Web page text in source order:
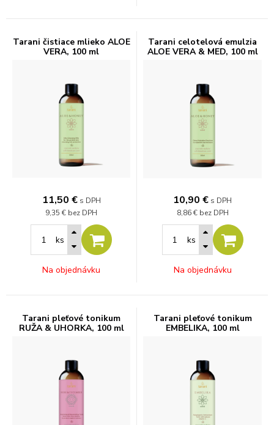
Tarani čistiace mlieko ALOE
VERA, 100 ml
11,50 € s DPH
9,35 € bez DPH
ks
Na objednávku
Tarani celotelová emulzia
ALOE VERA & MED, 100 ml
10,90 € s DPH
8,86 € bez DPH
ks
Na objednávku
Tarani pleťové tonikum
RUŽA & UHORKA, 100 ml
Tarani pleťové tonikum
EMBELIKA, 100 ml